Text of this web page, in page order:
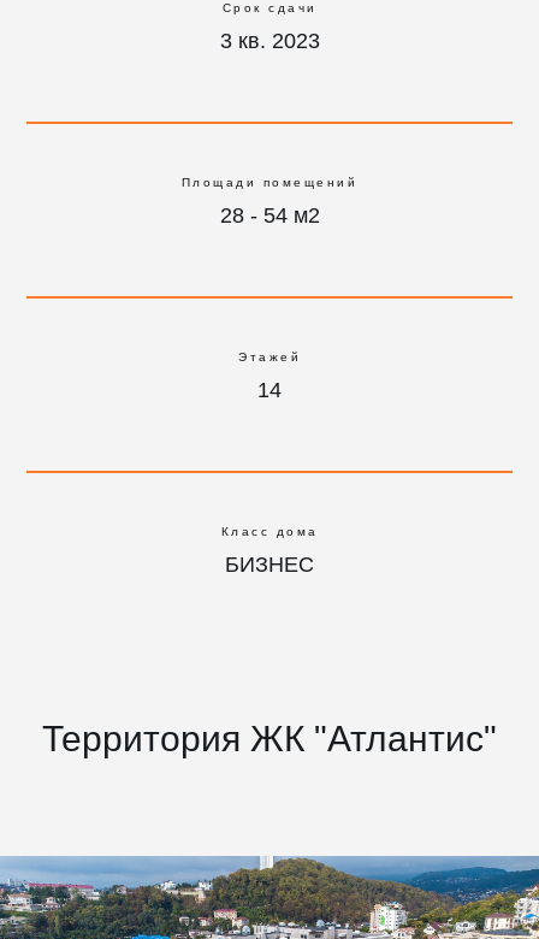
Срок сдачи
3 кв. 2023
Площади помещений
28 - 54 м2
Этажей
14
Класс дома
БИЗНЕС
Территория ЖК "Атлантис"